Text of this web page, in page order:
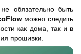
обязательно быть
можно следить
как дома, так и в
прошивки.